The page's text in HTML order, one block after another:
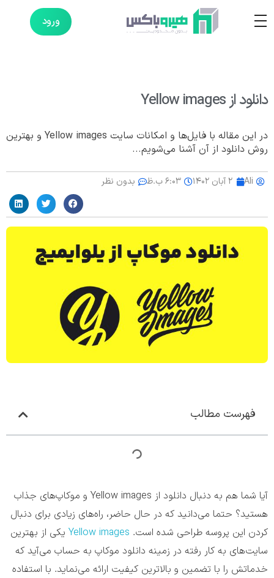
ورود
دانلود از Yellow images
در این مقاله با فایل‌ها و امکانات سایت Yellow images و بهترین
روش دانلود از آن آشنا می‌شویم...
Ali ۲ آبان ۱۴۰۲ ۶:۰۳ ب.ظ بدون نظر
فهرست مطالب
آیا شما هم به دنبال دانلود از Yellow images و موکاپ‌های جذاب
هستید؟ حتما می‌دانید که در حال حاضر، راه‌های زیادی برای دنبال
کردن این پروسه طراحی شده است. Yellow images یکی از بهترین
سایت‌های به کار رفته در زمینه دانلود موکاپ به حساب می‌آید که
خدماتش را با تضمین و بالاترین کیفیت ارائه می‌نماید. با استفاده